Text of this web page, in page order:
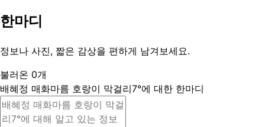
한마디
정보나 사진, 짧은 감상을 편하게 남겨보세요.
불러온 0개
배혜정 매화마름 호랑이 막걸리7°에 대한 한마디